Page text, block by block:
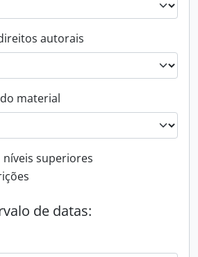
autorais
material
de nível superior
níveis superiores
de datas: